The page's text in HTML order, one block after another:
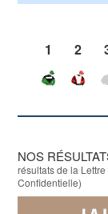
1 2
NOS
résultats de la
Confidentielle)